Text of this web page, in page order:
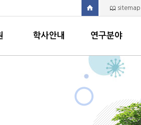
sitemap
학사안내 연구분야